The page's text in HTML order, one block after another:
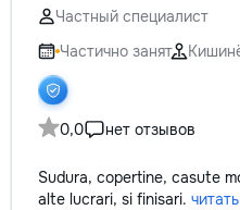
Частный специалист
Частично занят
0,0 нет отзывов
Sudura, copertine, casute
alte lucrari, si finisari.